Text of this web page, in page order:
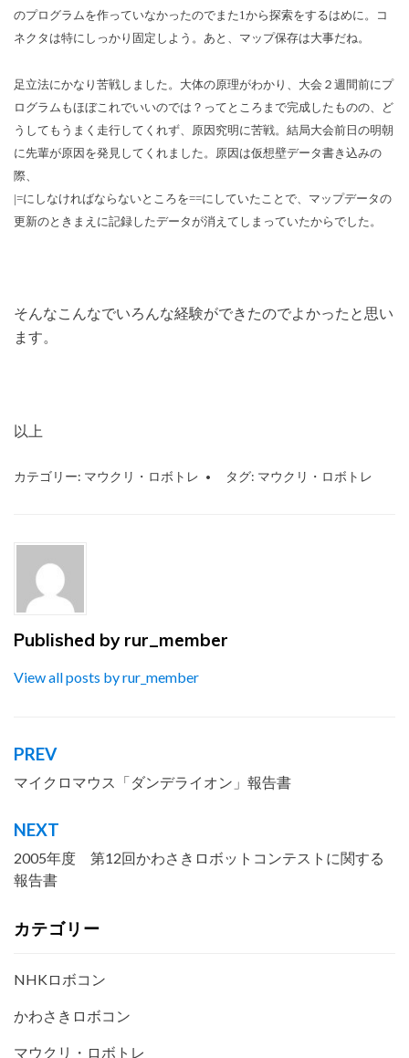
のプログラムを作っていなかったのでまた1から探索をするはめに。コ
ネクタは特にしっかり固定しよう。あと、マップ保存は大事だね。
足立法にかなり苦戦しました。大体の原理がわかり、大会２週間前にプ
ログラムもほぼこれでいいのでは？ってところまで完成したものの、ど
うしてもうまく走行してくれず、原因究明に苦戦。結局大会前日の明朝
に先輩が原因を発見してくれました。原因は仮想壁データ書き込みの
際、
|=にしなければならないところを==にしていたことで、マップデータの
更新のときまえに記録したデータが消えてしまっていたからでした。
そんなこんなでいろんな経験ができたのでよかったと思い
ます。
以上
カテゴリー: マウクリ・ロボトレ タグ: マウクリ・ロボトレ
Published by rur_member
View all posts by rur_member
投
稿
ナ
ビ
ゲ
シ
ン
PREV
マイクロマウス「ダンデライオン」報告書
NEXT
2005年度 第12回かわさきロボットコンテストに関する
報告書
カテゴリー
NHKロボコン
かわさきロボコン
マウクリ・ロボトレ